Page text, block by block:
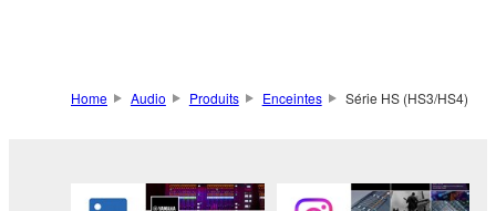
Home Audio Produits Enceintes Série HS (HS3/HS4)